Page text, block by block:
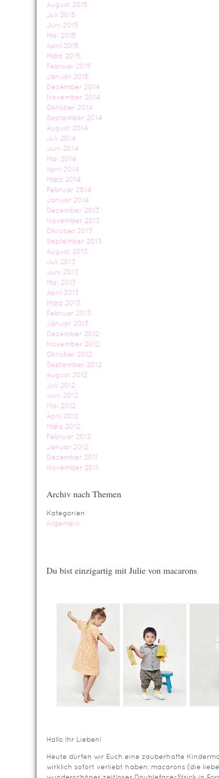
August 2015
Juli 2015
Juni 2015
Mai 2015
April 2015
März 2015
Februar 2015
Januar 2015
Dezember 2014
November 2014
Oktober 2014
September 2014
August 2014
Juli 2014
Juni 2014
Mai 2014
April 2014
März 2014
Februar 2014
Januar 2014
Dezember 2013
November 2013
Oktober 2013
September 2013
August 2013
Juli 2013
Juni 2013
Mai 2013
April 2013
März 2013
Februar 2013
Januar 2013
Dezember 2012
November 2012
Oktober 2012
September 2012
August 2012
Juli 2012
Juni 2012
Mai 2012
April 2012
März 2012
Februar 2012
Januar 2012
Dezember 2011
November 2011
Archiv nach Themen
Kategorien
Allgemein
Du bist einzigartig mit Julie von macarons
Hallo Ihr Lieben!
Heute dürfen wir Euch eine zauberhafte
wirklich sofort verliebt haben: macarons (die